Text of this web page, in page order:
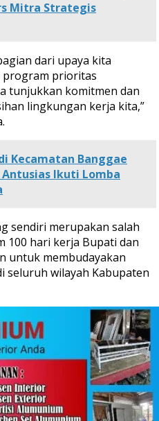
Mitra Strategis
dari upaya kita
program prioritas
tunjukkan komitmen dan
lingkungan kerja kita,”
Kecamatan Banggae
Ikuti Lomba
sendiri merupakan salah
100 hari kerja Bupati dan
untuk membudayakan
seluruh wilayah Kabupaten